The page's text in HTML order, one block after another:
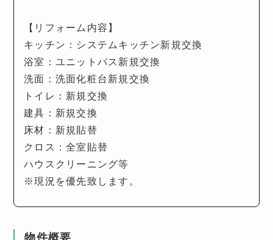
【リフォーム内容】
キッチン：システムキッチン新規交換
浴室：ユニットバス新規交換
洗面：洗面化粧台新規交換
トイレ：新規交換
建具：新規交換
床材：新規貼替
クロス：全室貼替
ハウスクリーニング等
※現況を優先致します。
物件概要